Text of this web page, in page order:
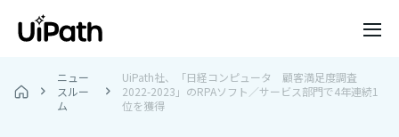
ニュー
スルー
ム
UiPath社、「日経コンピュータ 顧客満足度調査
2022-2023」のRPAソフト／サービス部門で4年連続1
位を獲得